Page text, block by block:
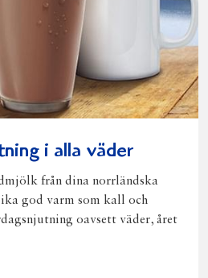
i alla väder
från dina norrländska
god varm som kall och
oavsett väder, året